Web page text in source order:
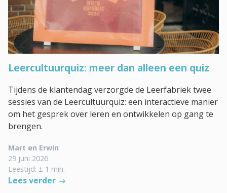
Leercultuurquiz: meer dan alleen een quiz
Tijdens de klantendag verzorgde de Leerfabriek twee
sessies van de Leercultuurquiz: een interactieve manier
om het gesprek over leren en ontwikkelen op gang te
brengen.
Mart en Erwin
29 juni 2026
Leestijd: ± 1 min.
Lees verder →